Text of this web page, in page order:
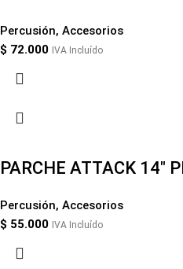
Percusión, Accesorios
$ 72.000 IVA Incluído
PARCHE ATTACK 14″
Percusión, Accesorios
$ 55.000 IVA Incluído